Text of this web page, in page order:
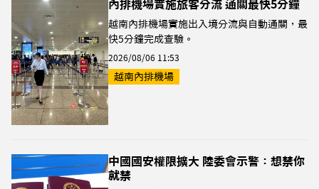
內排機場實施旅客分流 通關最快5分鐘
越南內排機場實施出入境分流與自動通關，最
快5分鐘完成查驗。
2026/08/06 11:53
越南內排機場
中國國安權限擴大 陸委會示警：想禁你
就禁